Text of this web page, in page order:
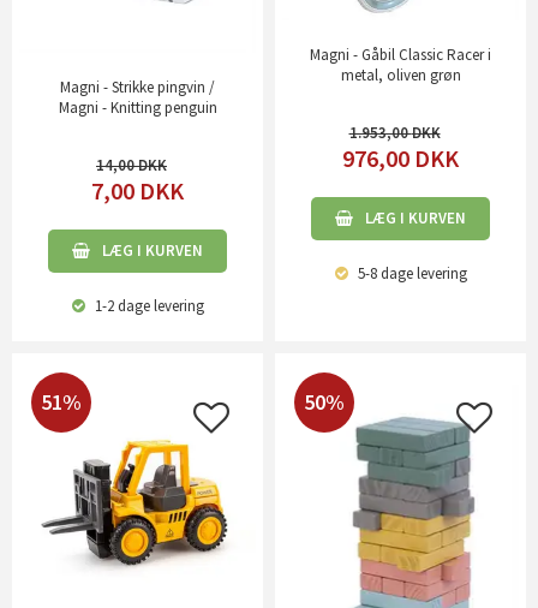
Magni - Strikke pingvin /
Magni - Knitting penguin
14,00
7,00 DKK
LÆG I KURVEN
1-2 dagelevering
Magni - Gåbil Classic Racer i
metal, oliven grøn
1.953,00
976,00 DKK
LÆG I KURVEN
5-8 dagelevering
51% 50%